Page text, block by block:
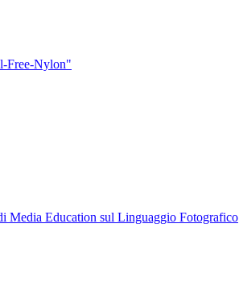
Free-Nylon"
Media Education sul Linguaggio Fotografico